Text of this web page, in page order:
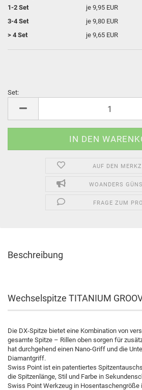
1-2 Set
je 9,95 EUR
3-4 Set
je 9,80 EUR
> 4 Set
je 9,65 EUR
Set:
AUF DEN
WOANDERS
FRAGE ZUM
Beschreibung
Wechselspitze TITANIUM
Die DX-Spitze bietet eine Kombination von
gesamte Spitze – Rillen oben sorgen für
hat durchgehend einen Nano-Griff und die
Diamantgriff.
Swiss Point ist ein patentiertes
die Spitzenlänge, Stil und Farbe in
Swiss Point Werkzeug in Hosentaschengröße